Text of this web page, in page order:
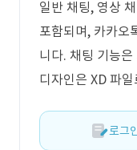
일반 채팅, 영상
포함되며, 카카오
니다. 채팅 기능
디자인은 XD 파
로그